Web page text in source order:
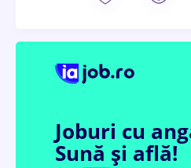
Joburi cu
Sună și află!